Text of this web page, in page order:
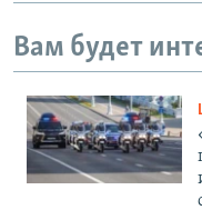
Вам будет